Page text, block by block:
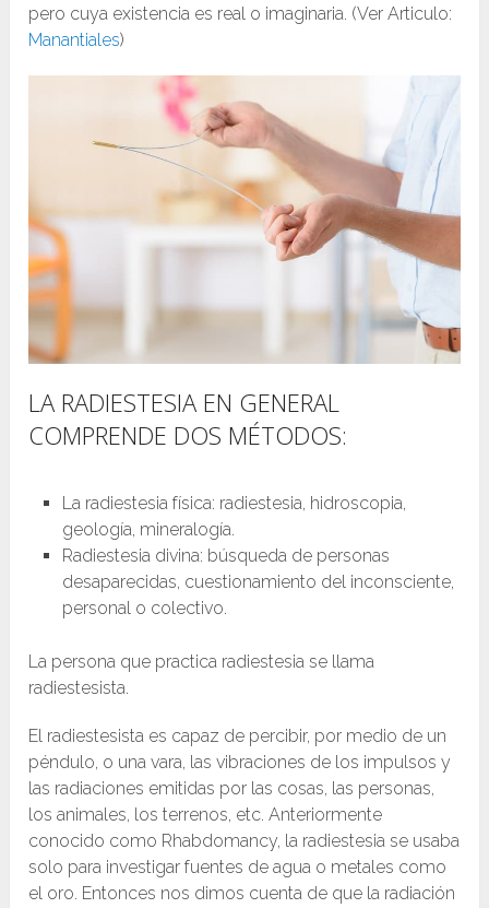
pero cuya existencia es real o imaginaria. (Ver Articulo:
Manantiales)
LA RADIESTESIA EN GENERAL
COMPRENDE DOS MÉTODOS:
La radiestesia física: radiestesia, hidroscopia,
geología, mineralogía.
Radiestesia divina: búsqueda de personas
desaparecidas, cuestionamiento del inconsciente,
personal o colectivo.
La persona que practica radiestesia se llama
radiestesista.
El radiestesista es capaz de percibir, por medio de un
péndulo, o una vara, las vibraciones de los impulsos y
las radiaciones emitidas por las cosas, las personas,
los animales, los terrenos, etc. Anteriormente
conocido como Rhabdomancy, la radiestesia se usaba
solo para investigar fuentes de agua o metales como
el oro. Entonces nos dimos cuenta de que la radiación